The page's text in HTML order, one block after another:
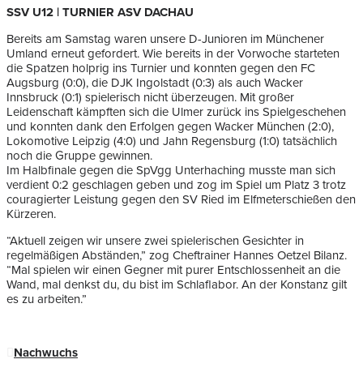
SSV U12 | TURNIER ASV DACHAU
Bereits am Samstag waren unsere D-Junioren im Münchener
Umland erneut gefordert. Wie bereits in der Vorwoche starteten
die Spatzen holprig ins Turnier und konnten gegen den FC
Augsburg (0:0), die DJK Ingolstadt (0:3) als auch Wacker
Innsbruck (0:1) spielerisch nicht überzeugen. Mit großer
Leidenschaft kämpften sich die Ulmer zurück ins Spielgeschehen
und konnten dank den Erfolgen gegen Wacker München (2:0),
Lokomotive Leipzig (4:0) und Jahn Regensburg (1:0) tatsächlich
noch die Gruppe gewinnen.
Im Halbfinale gegen die SpVgg Unterhaching musste man sich
verdient 0:2 geschlagen geben und zog im Spiel um Platz 3 trotz
couragierter Leistung gegen den SV Ried im Elfmeterschießen den
Kürzeren.
“Aktuell zeigen wir unsere zwei spielerischen Gesichter in
regelmäßigen Abständen,” zog Cheftrainer Hannes Oetzel Bilanz.
“Mal spielen wir einen Gegner mit purer Entschlossenheit an die
Wand, mal denkst du, du bist im Schlaflabor. An der Konstanz gilt
es zu arbeiten.”
Nachwuchs